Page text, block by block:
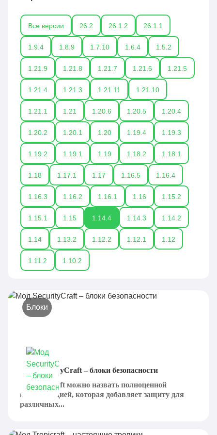
Все версии 26.2 26.1.2 26.1.1
1.9.4 1.8.9 1.7.10 1.6.4 1.5.2
1.21.9 1.21.8 1.21.7 1.21.6 1.21.5
1.21.4 1.21.3 1.21.11 1.21.10
1.21.1 1.21 1.20.6 1.20.5 1.20.4
1.20.2 1.20.1 1.20 1.19.4 1.19.3
1.19.2 1.19.1 1.19 1.18.2 1.18.1
1.18 1.17.1 1.17 1.16.5 1.16.4
1.16.3 1.16.2 1.16.1 1.16 1.15.2
1.15.1 1.15 1.14.4 1.14.3 1.14.2
1.14 1.13.2 1.12.2 1.12.1 1.12
1.11.2 1.10.2
Блоки
Мод SecurityCraft – блоки безопасности
SecurityCraft можно назвать полноценной
модификацией, которая добавляет защиту для
различных...